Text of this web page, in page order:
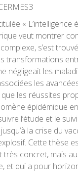
« L’intelligence
veut montrer
s’est
transformations
négligeait les
les
les réussites
épidémique
l’étude et le
la crise du
Cette thèse
très concret, mais
et qui a pour